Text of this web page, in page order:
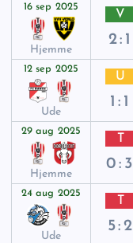
16 sep 2025
Hjemme
V
2:1
12 sep 2025
Ude
U
1:1
29 aug 2025
Hjemme
0:3
24 aug 2025
Ude
5:2